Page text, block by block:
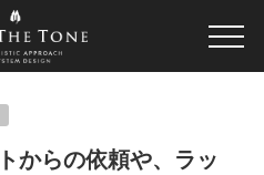
からの依頼や、ラッ